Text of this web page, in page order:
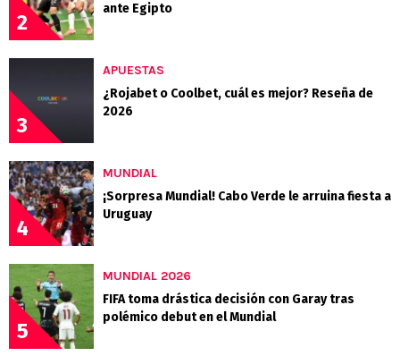
2
ante Egipto
3
APUESTAS
¿Rojabet o Coolbet, cuál es mejor? Reseña de
2026
4
MUNDIAL
¡Sorpresa Mundial! Cabo Verde le arruina fiesta a
Uruguay
5
MUNDIAL 2026
FIFA toma drástica decisión con Garay tras
polémico debut en el Mundial